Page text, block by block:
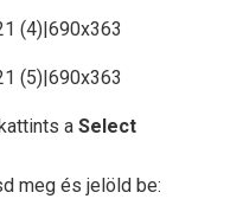
a Select
meg és jelöld be: